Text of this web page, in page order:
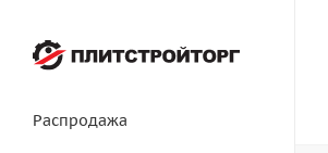
Распродажа